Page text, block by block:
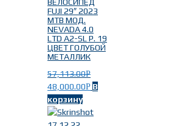
ВЕЛОСИПЕД
FUJI 29″ 2023
MTB МОД.
NEVADA 4.0
LTD A2-SL Р. 19
ЦВЕТ ГОЛУБОЙ
МЕТАЛЛИК
57,113.00Р
48,000.00Р В
корзину